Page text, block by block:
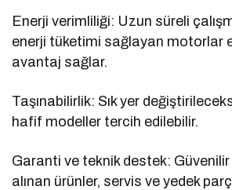
Enerji verimliliği: Uzun süreli
enerji tüketimi sağlayan motorlar
avantaj sağlar.
Taşınabilirlik: Sık yer
hafif modeller tercih edilebilir.
Garanti ve teknik destek:
alınan ürünler, servis ve yedek